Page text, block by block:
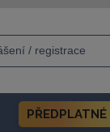
/ registrace
PŘEDPLATNÉ